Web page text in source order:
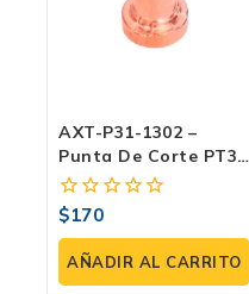
AXT-P31-1302 –
Punta De Corte PT31
(paquete 3 Pzas)
0
fuera
de
5
$170
AÑADIR AL CARRITO